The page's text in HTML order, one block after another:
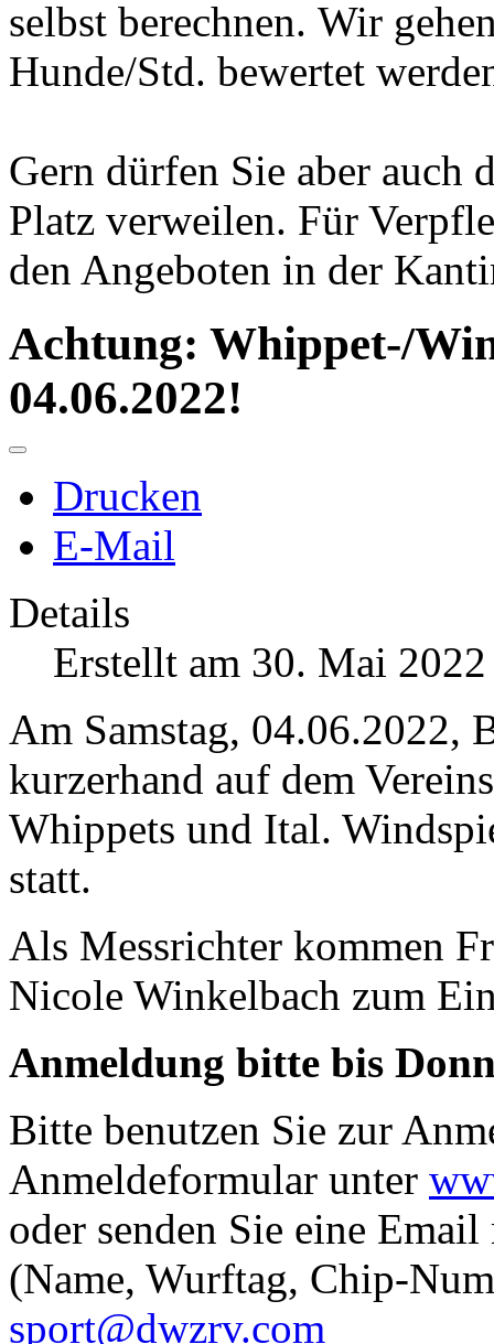
selbst berechnen. Wir
Hunde/Std. bewertet
Gern dürfen Sie aber auch
Platz verweilen. Für
den Angeboten in der
Achtung: Whippet-/
04.06.2022!
Drucken
E-Mail
Details
Erstellt am 30. Mai 2022
Am Samstag, 04.06.2022,
kurzerhand auf dem
Whippets und Ital.
statt.
Als Messrichter kommen
Nicole Winkelbach zum
Anmeldung bitte bis
Bitte benutzen Sie zur
Anmeldeformular unter
oder senden Sie eine
(Name, Wurftag, Chip-
sport@dwzrv.com